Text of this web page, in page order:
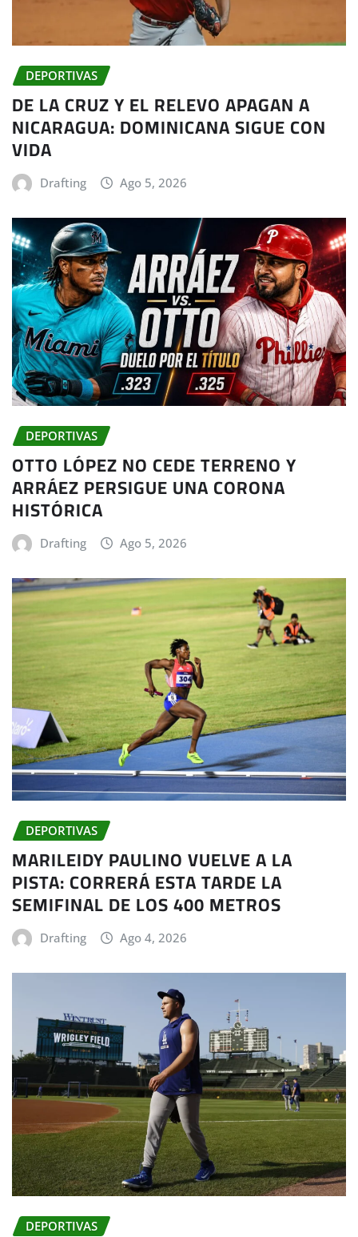
DEPORTIVAS
DE LA CRUZ Y EL RELEVO APAGAN A
NICARAGUA: DOMINICANA SIGUE CON
VIDA
Drafting Ago 5, 2026
DEPORTIVAS
OTTO LÓPEZ NO CEDE TERRENO Y
ARRÁEZ PERSIGUE UNA CORONA
HISTÓRICA
Drafting Ago 5, 2026
DEPORTIVAS
MARILEIDY PAULINO VUELVE A LA
PISTA: CORRERÁ ESTA TARDE LA
SEMIFINAL DE LOS 400 METROS
Drafting Ago 4, 2026
DEPORTIVAS